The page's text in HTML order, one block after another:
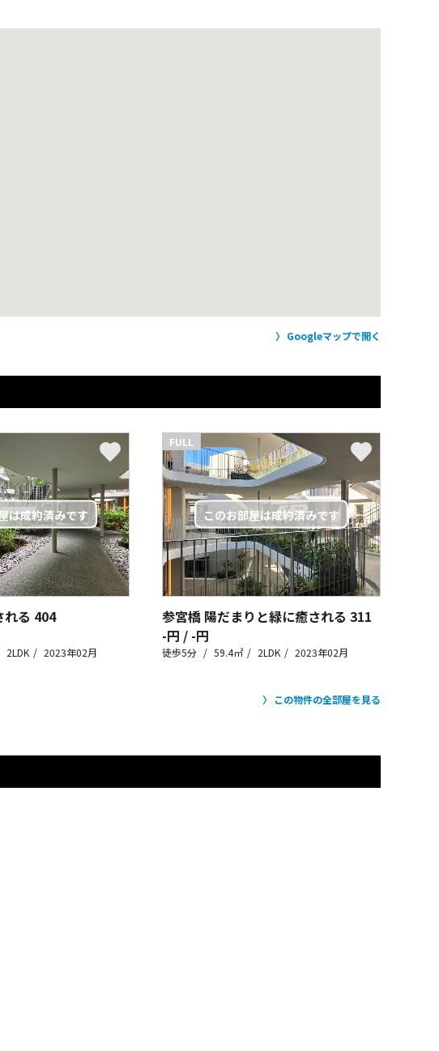
Googleマップで開く
る 404
2LDK 2023年02月
FULL
参宮橋 陽だまりと緑に癒される 311
-円 / -円
徒歩5分 59.4㎡ 2LDK 2023年02月
この物件の全部屋を見る